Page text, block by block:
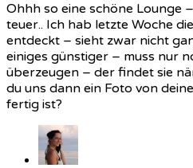
Ohhh so eine schöne Lounge
teuer.. Ich hab letzte Woche
entdeckt – sieht zwar nicht
einiges günstiger – muss nur
überzeugen – der findet sie
du uns dann ein Foto von
fertig ist?